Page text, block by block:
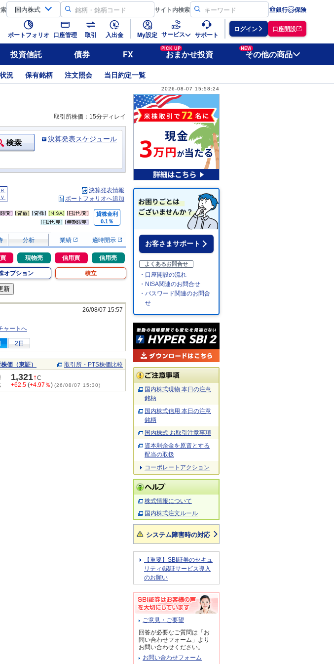
サイト内検索 銀行 保険
ポートフォリオ 口座管理 取引 入出金 My設定 サービス サポート
ログイン 口座開設
投資信託 債券 FX
PICK UP
おまかせ投資
NEW
その他の商品
況 保有銘柄 注文照会 当日約定一覧
2026-08-07 15:58:24
取引所株価：15分ディレイ
決算発表スケジュール
決算発表情報
ポートフォリオへ追加
貸株金利
0.1％
分析 業績 適時開示
現物売 信用買 信用売
オプション 積立
26/08/07 15:57
ャートへ
2日
価（東証）
取引所・PTS株価比較
1,321↑C
+62.5 (+4.97％) (26/08/07 15:30)
お客さまサポート
よくあるお問合せ
・口座開設の流れ
・NISA関連のお問合せ
・パスワード関連のお問合
せ
国内株式現物 本日の注意
銘柄
国内株式信用 本日の注意
銘柄
国内株式 お取引注意事項
資本剰余金を原資とする
配当の取扱
コーポレートアクション
株式情報について
国内株式注文ルール
システム障害時の対応
【重要】SBI証券のセキュ
リティ/認証サービス導入
のお願い
ご意見・ご要望
回答が必要なご質問は「お
問い合わせフォーム」より
お問い合わせください。
お問い合わせフォーム